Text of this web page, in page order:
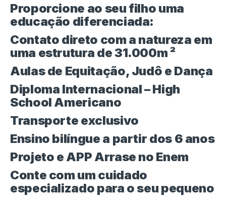
Proporcione ao seu filho uma
educação diferenciada:
Contato direto com a natureza em
uma estrutura de 31.000m ²
Aulas de Equitação, Judô e Dança
Diploma Internacional – High
School Americano
Transporte exclusivo
Ensino bilíngue a partir dos 6 anos
Projeto e APP Arrase no Enem
Conte com um cuidado
especializado para o seu pequeno